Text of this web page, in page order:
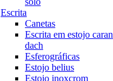
Escrita
Canetas
Escrita em estojo caran
dach
Esferográficas
Estojo belius
Estojo inoxcrom